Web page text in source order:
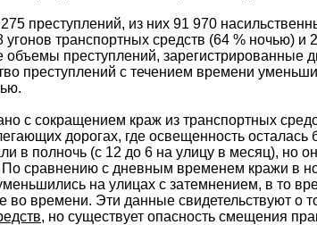
преступлений, из них 91 970
транспортных средств (64 % ночью)
преступлений,
преступлений с течением времени
с сокращением краж из транспортных
дорогах, где освещенность
в полночь (с 12 до 6 на улицу в месяц),
сравнению с дневным временем кражи в
на улицах с затемнением, в то
во времени. Эти данные свидетельствуют о
, но существует опасность смещения